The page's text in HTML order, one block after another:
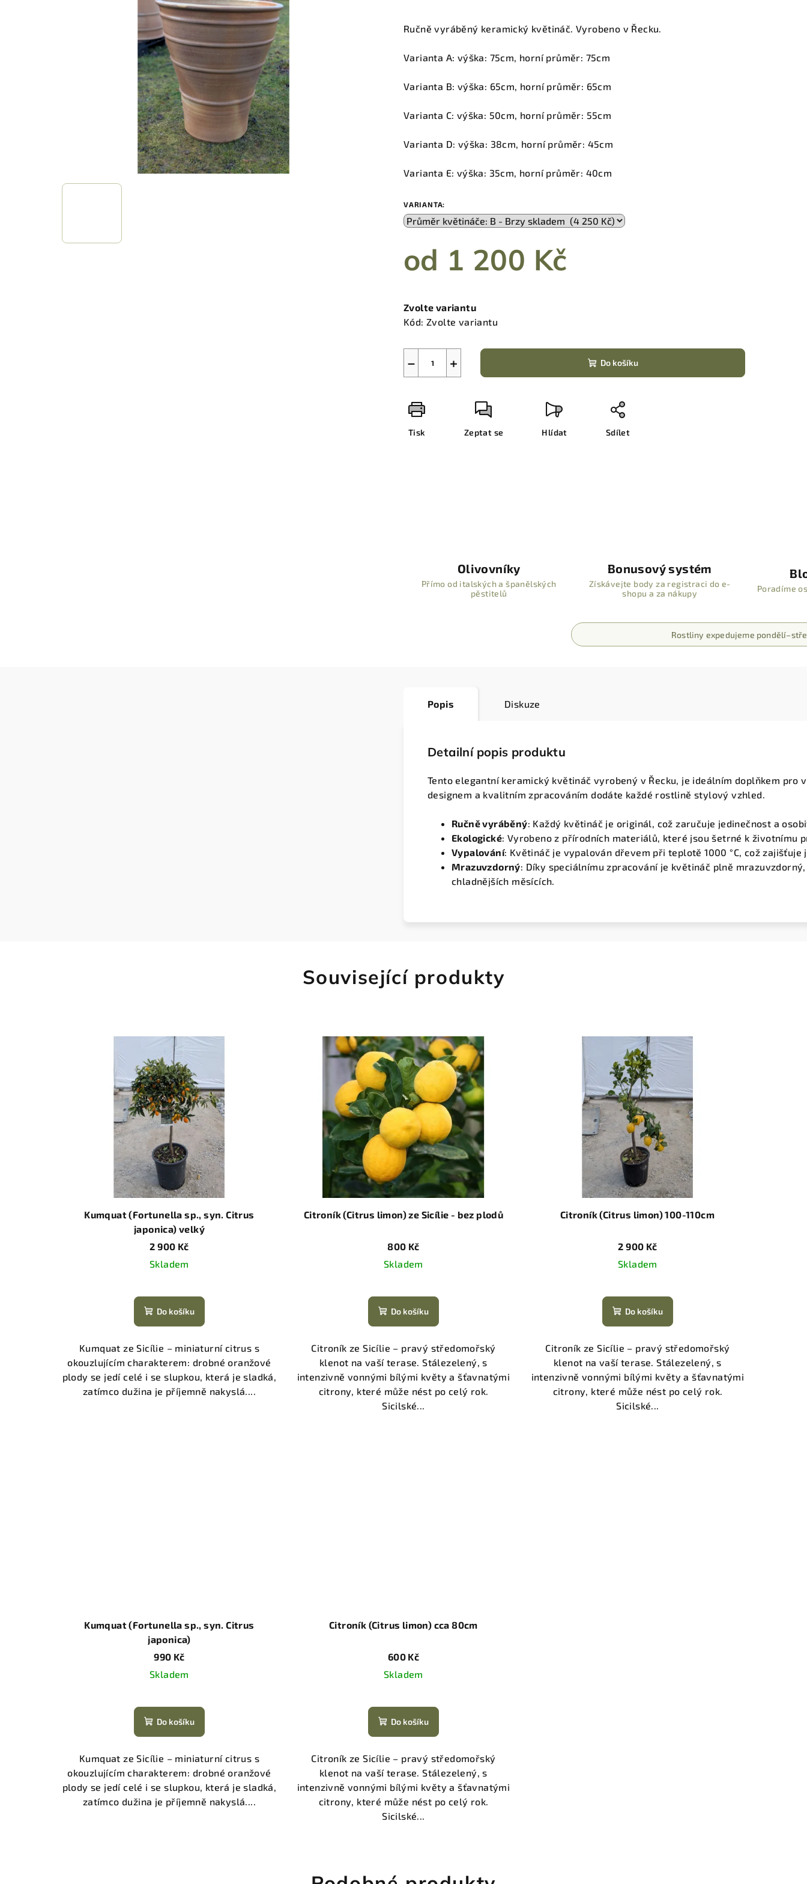
produktu
0,0
5
Ručně vyráběný keramický květináč. Vyrobeno v Řecku.
Varianta A: výška: 75cm, horní průměr: 75cm
Varianta B: výška: 65cm, horní průměr: 65cm
Varianta C: výška: 50cm, horní průměr: 55cm
Varianta D: výška: 38cm, horní průměr: 45cm
Varianta E: výška: 35cm, horní průměr: 40cm
VARIANTA:
od 1 200 Kč
cena:
Zvolte variantu
Kód: Zvolte variantu
+
− Do košíku
Tisk Zeptat se Hlídat Sdílet
Olivovníky
Přímo od italských a španělských
pěstitelů
Bonusový systém
Získávejte body za registraci do e-
shopu a za nákupy
Poradíme
Rostliny expedujeme
Popis Diskuze
Detailní popis produktu
Tento elegantní keramický květináč vyrobený v Řecku, je ideálním doplňkem pro
designem a kvalitním zpracováním dodáte každé rostlině stylový vzhled.
Ručně vyráběný: Každý květináč je originál, což zaručuje jedinečnost a
Ekologické: Vyrobeno z přírodních materiálů, které jsou šetrné k životnímu
Vypalování: Květináč je vypalován dřevem při teplotě 1000 °C, což
Mrazuvzdorný: Díky speciálnímu zpracování je květináč plně
chladnějších měsících.
Související produkty
Kumquat (Fortunella sp., syn. Citrus
japonica) velký
2 900 Kč
Skladem
Do košíku
Kumquat ze Sicílie – miniaturní citrus s
okouzlujícím charakterem: drobné oranžové
plody se jedí celé i se slupkou, která je sladká,
zatímco dužina je příjemně nakyslá....
Citroník (Citrus limon) ze Sicílie - bez plodů
800 Kč
Skladem
Do košíku
Citroník ze Sicílie – pravý středomořský
klenot na vaší terase. Stálezelený, s
intenzivně vonnými bílými květy a šťavnatými
citrony, které může nést po celý rok.
Sicilské...
Citroník (Citrus limon) 100-110cm
2 900 Kč
Skladem
Do košíku
Citroník ze Sicílie – pravý středomořský
klenot na vaší terase. Stálezelený, s
intenzivně vonnými bílými květy a šťavnatými
citrony, které může nést po celý rok.
Sicilské...
Kumquat (Fortunella sp., syn. Citrus
japonica)
990 Kč
Skladem
Do košíku
Kumquat ze Sicílie – miniaturní citrus s
okouzlujícím charakterem: drobné oranžové
plody se jedí celé i se slupkou, která je sladká,
zatímco dužina je příjemně nakyslá....
Citroník (Citrus limon) cca 80cm
600 Kč
Skladem
Do košíku
Citroník ze Sicílie – pravý středomořský
klenot na vaší terase. Stálezelený, s
intenzivně vonnými bílými květy a šťavnatými
citrony, které může nést po celý rok.
Sicilské...